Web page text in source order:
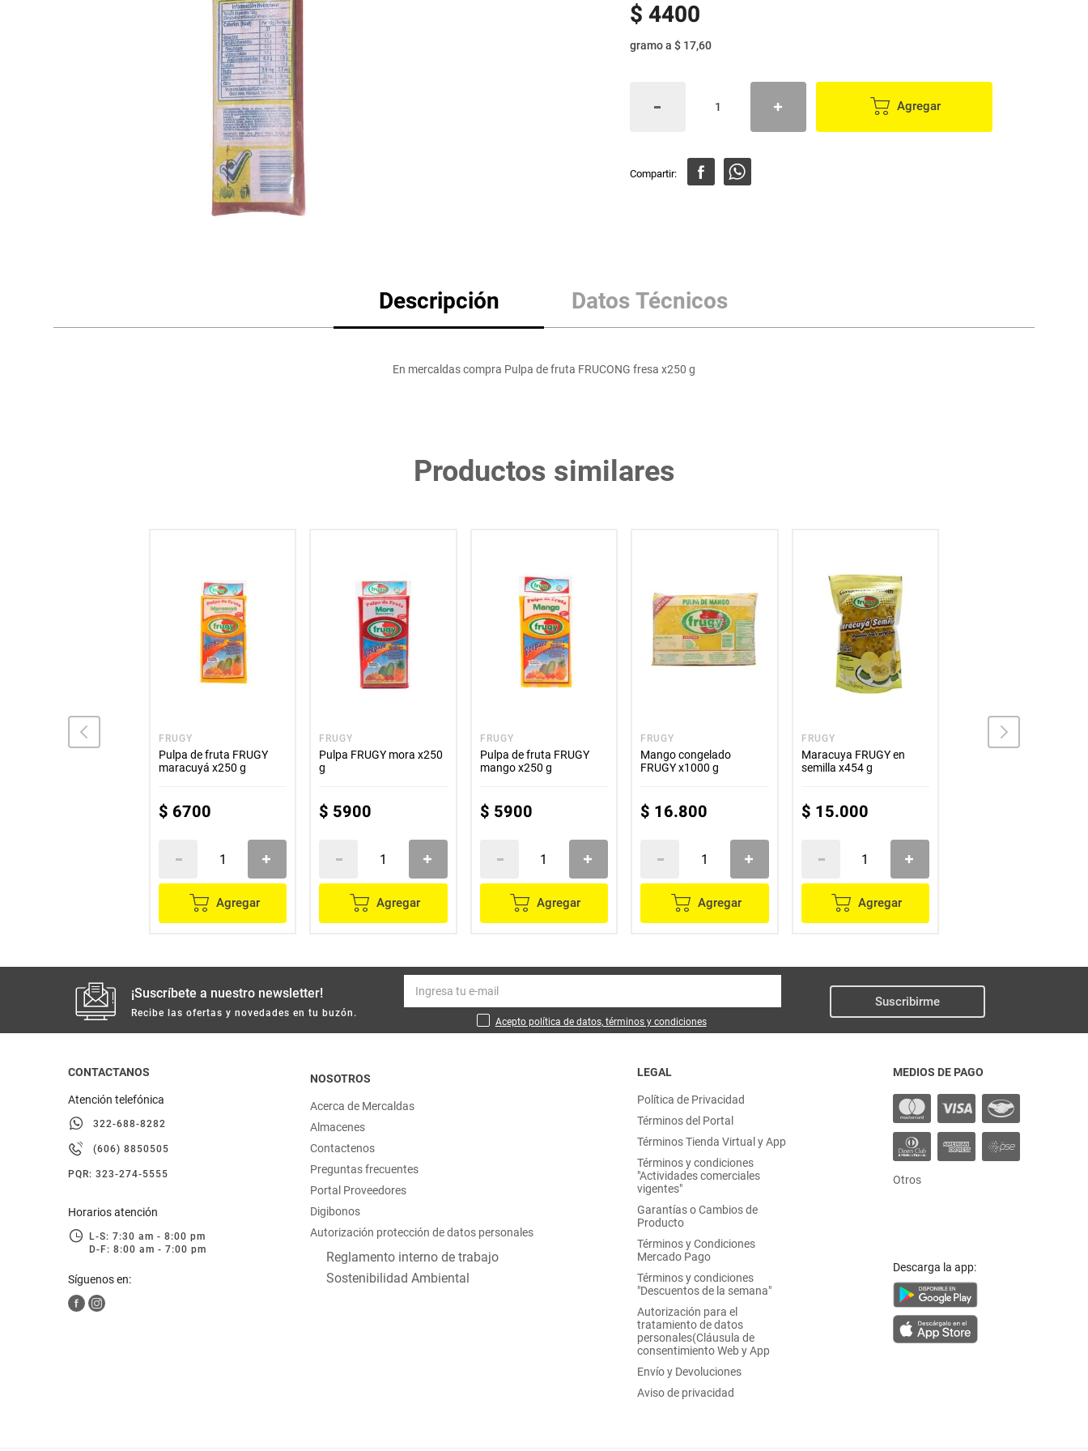
$4400
gramoa $ 17,60
Agregar
Descripción Datos Técnicos
En mercaldas compra Pulpa de fruta FRUCONG fresa x250 g
Productos similares
FRUGY
Pulpa de fruta FRUGY
maracuyá x250 g
$ 6700
Agregar
FRUGY
Pulpa FRUGY mora x250
g
$ 5900
Agregar
FRUGY
Pulpa de fruta FRUGY
mango x250 g
$ 5900
Agregar
FRUGY
Mango congelado
FRUGY x1000 g
$ 16.800
Agregar
FRUGY
Maracuya FRUGY en
semilla x454 g
$ 15.000
Agregar
¡Suscríbete a nuestro newsletter!
Recibe las ofertas y novedades en tu buzón.
Acepto política de datos, términos y condiciones
Suscribirme
CONTACTANOS
Atención telefónica
322-688-8282
(606) 8850505
PQR: 323-274-5555
Horarios atención
L-S: 7:30 am - 8:00 pm
D-F: 8:00 am - 7:00 pm
Síguenos en:
NOSOTROS
Acerca de Mercaldas
Almacenes
Contactenos
Preguntas frecuentes
Portal Proveedores
Digibonos
Autorización protección de datos personales
Reglamento interno de trabajo
Sostenibilidad Ambiental
LEGAL
Política de Privacidad
Términos del Portal
Términos Tienda Virtual y App
Términos y condiciones
"Actividades comerciales
vigentes"
Garantías o Cambios de
Producto
Términos y Condiciones
Mercado Pago
Términos y condiciones
"Descuentos de la semana"
Autorización para el
tratamiento de datos
personales(Cláusula de
consentimiento Web y App
Envío y Devoluciones
Aviso de privacidad
MEDIOS DE PAGO
Otros
Descarga la app:
Aceite